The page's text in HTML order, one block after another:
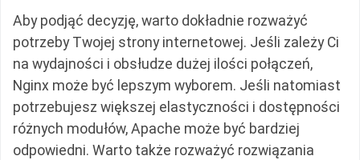
Aby podjąć decyzję, warto dokładnie rozważyć
potrzeby Twojej strony internetowej. Jeśli zależy Ci
na wydajności i obsłudze dużej ilości połączeń,
Nginx może być lepszym wyborem. Jeśli natomiast
potrzebujesz większej elastyczności i dostępności
różnych modułów, Apache może być bardziej
odpowiedni. Warto także rozważyć rozwiązania